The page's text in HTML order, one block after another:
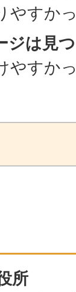
やすか
ジは見
やすか
所